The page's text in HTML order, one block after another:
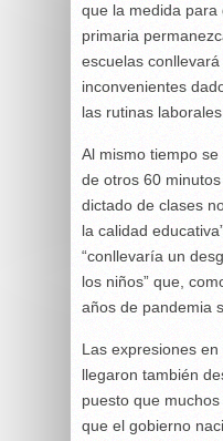
que la medida para
primaria
escuelas
inconvenientes
las rutinas
Al mismo tiempo
de otros 60
dictado de clases
la calidad
“conllevaría un
los niños” que,
años de pandemia
Las expresiones
llegaron también
puesto que
que el gobierno